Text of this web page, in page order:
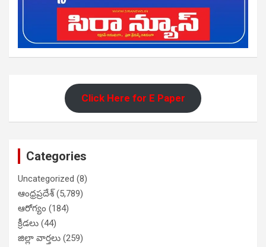
Click Here for E Paper
Categories
Uncategorized (8)
ఆంధ్రప్రదేశ్(5,789)
ఆరోగ్యం (184)
క్రీడలు (44)
జిల్లా వార్తలు (259)